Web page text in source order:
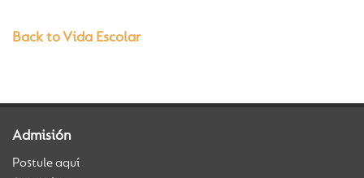
Back to Vida Escolar
Admisión
Postule aquí